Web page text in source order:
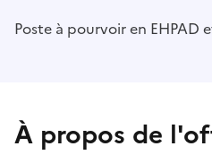
Poste à pourvoir en EHPAD
À propos de